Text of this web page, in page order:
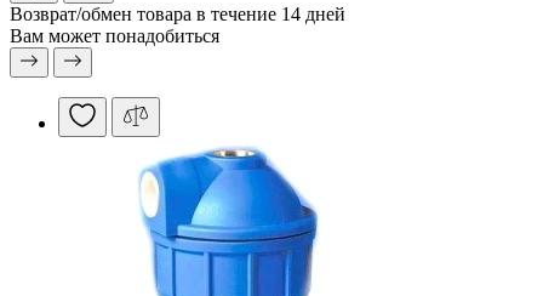
Возврат/обмен товара в течение 14 дней
Вам может понадобиться